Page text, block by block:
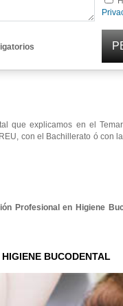
que explicamos en el
con el Bachillerato ó con
Profesional en Higiene
BUCODENTAL